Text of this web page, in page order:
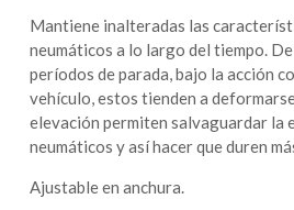
Mantiene inalteradas las
neumáticos a lo largo del tiempo.
períodos de parada, bajo la acción
vehículo, estos tienden a
elevación permiten salvaguardar la
neumáticos y así hacer que duren
Ajustable en anchura.